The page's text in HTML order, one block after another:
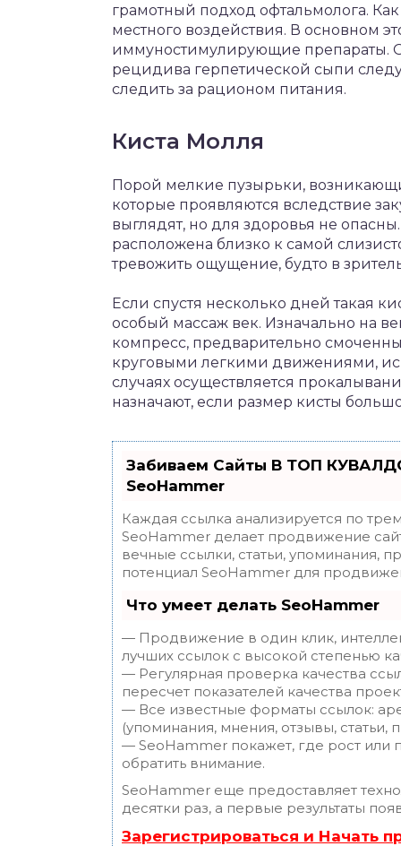
грамотный подход офтальмолога.
местного воздействия. В основном
иммуностимулирующие
рецидива герпетической сыпи
следить за рационом питания.
Киста Молля
Порой мелкие пузырьки,
которые проявляются вследствие
выглядят, но для здоровья не
расположена близко к самой
тревожить ощущение, будто в
Если спустя несколько дней такая
особый массаж век. Изначально на
компресс, предварительно
круговыми легкими движениями,
случаях осуществляется
назначают, если размер кисты
Забиваем Сайты В ТОП
SeoHammer
Каждая ссылка анализируется по
SeoHammer делает продвижение
вечные ссылки, статьи, упоминания,
потенциал SeoHammer для
Что умеет делать SeoHammer
— Продвижение в один клик,
лучших ссылок с высокой степенью
— Регулярная проверка качества
пересчет показателей качества
— Все известные форматы ссылок:
(упоминания, мнения, отзывы, статьи,
— SeoHammer покажет, где рост или
обратить внимание.
SeoHammer еще предоставляет
десятки раз, а первые результаты
Зарегистрироваться и Начать